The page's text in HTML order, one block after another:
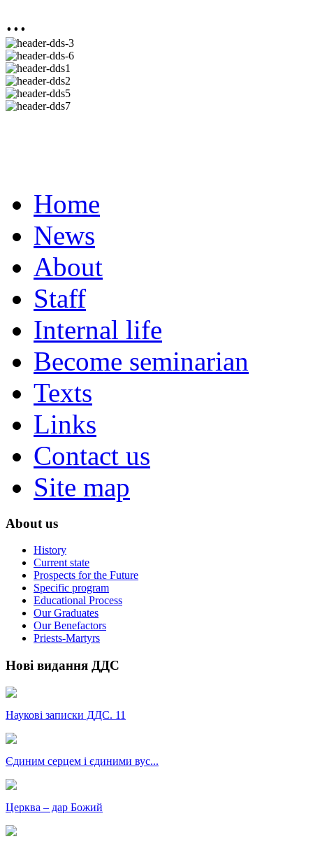
...
Home
News
About
Staff
Internal life
Become seminarian
Texts
Links
Contact us
Site map
About us
History
Current state
Prospects for the Future
Specific program
Educational Process
Our Graduates
Our Benefactors
Priests-Martyrs
Нові видання ДДС
Наукові записки ДДС. 11
Єдиним серцем і єдиними вус...
Церква – дар Божий